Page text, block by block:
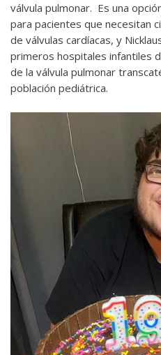
válvula pulmonar. Es una
para pacientes que necesitan
de válvulas cardíacas, y
primeros hospitales infantiles
de la válvula pulmonar
población pediátrica.